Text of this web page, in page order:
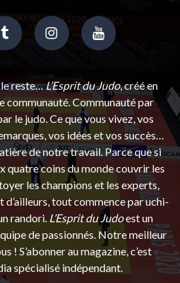
le reste…L’Esprit du Judo, créé en
communauté. Communauté par
le judo. Ce que vous vivez, vos
vos idées et vos succès…
de notre travail. Parce que si
quatre coins du monde couvrir les
les champions et les experts,
d’ailleurs, tout commence par uchi-
randori.L’Esprit du Judoest un
de passionnés. Notre meilleur
! S’abonner au magazine, c’est
spécialisé indépendant.